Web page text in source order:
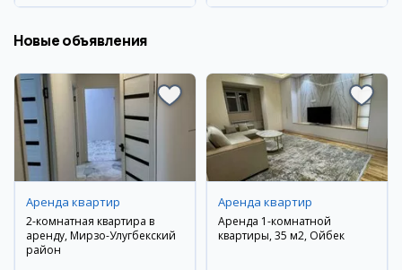
Новые объявления
Аренда квартир
2-комнатная квартира в
аренду, Мирзо-Улугбекский
район
Аренда квартир
Аренда 1-комнатной
квартиры, 35 м2, Ойбек